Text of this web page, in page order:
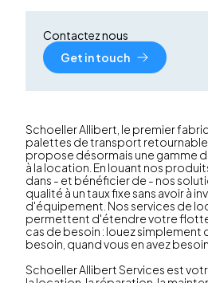
Contactez nous
Get in touch
Schoeller Allibert, le premier
palettes de transport retournables
propose désormais une gamme
à la location. En louant nos
dans - et bénéficier de - nos
qualité à un taux fixe sans avoir à
d'équipement. Nos services de
permettent d'étendre votre
cas de besoin : louez simplement
besoin, quand vous en avez besoin.
Schoeller Allibert Services est